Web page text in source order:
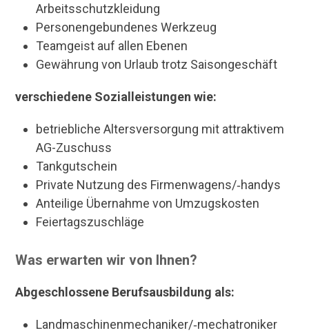
Arbeitsschutzkleidung
Personengebundenes Werkzeug
Teamgeist auf allen Ebenen
Gewährung von Urlaub trotz Saisongeschäft
verschiedene Sozialleistungen wie:
betriebliche Altersversorgung mit attraktivem
AG-Zuschuss
Tankgutschein
Private Nutzung des Firmenwagens/‑handys
Anteilige Übernahme von Umzugskosten
Feiertagszuschläge
Was erwarten wir von Ihnen?
Abgeschlossene Berufsausbildung als:
Landmaschinenmechaniker/‑mechatroniker